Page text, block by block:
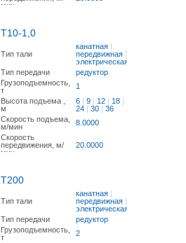
мин
Т10-1,0
Тип тали
канатная |
передвижная |
электрическая
Тип передачи
редуктор
Грузоподъемность,
т
1
Высота подъема ,
м
6 | 9 | 12 | 18 |
24 | 30 | 36
Скорость подъема,
м/мин
8.0000
Скорость
передвижения, м/
мин
20.0000
Т200
Тип тали
канатная |
передвижная |
электрическая
Тип передачи
редуктор
Грузоподъемность,
т
2